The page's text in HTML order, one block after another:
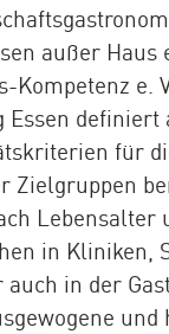
außer Haus
e.
Essen
für
Zielgruppen
Lebensalter
in Kliniken,
in der